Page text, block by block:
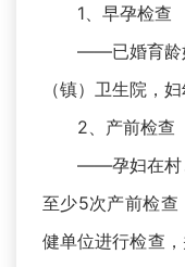
1、早孕检查
——已婚育龄
（镇）卫生院，
2、产前检查
——孕妇在村
至少5次产前检查
健单位进行检查